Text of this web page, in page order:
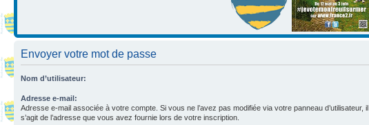
Envoyer votre mot de passe
Nom d’utilisateur:
Adresse e-mail:
Adresse e-mail associée à votre compte. Si vous ne l’avez pas modifiée via votre panneau d’utilisateur, il
s’agit de l’adresse que vous avez fournie lors de votre inscription.